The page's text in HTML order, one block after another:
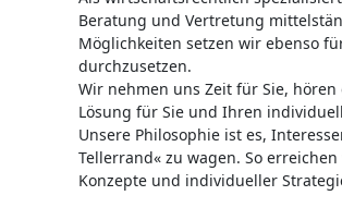
Beratung und Vertretung
Möglichkeiten setzen wir ebenso
durchzusetzen.
Wir nehmen uns Zeit für Sie,
Lösung für Sie und Ihren
Unsere Philosophie ist es,
Tellerrand« zu wagen. So
Konzepte und individueller